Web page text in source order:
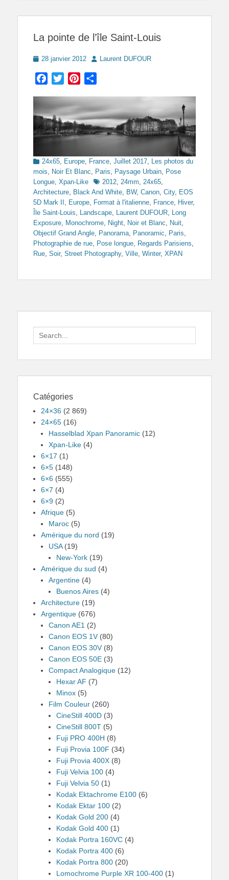
La pointe de l’île Saint-Louis
Posted
28 janvier 2012 AuthorLaurent DUFOUR
Facebook
TwitterPinterest
Categories
24x65, Europe, France, Juillet 2017, Les photos du
mois, Noir Et Blanc, Paris, Paysage Urbain, Pose
Longue, Xpan-Like Tags2012, 24mm, 24x65,
Architecture, Black And White, BW, Canon, City, EOS
5D Mark II , Europe, Format à l'italienne, France, Hiver,
Île Saint-Louis, Landscape, Laurent DUFOUR, Long
Exposure, Monochrome, Night, Noir et Blanc, Nuit,
Objectif Grand Angle, Panorama, Panoramic, Paris,
Photographie de rue, Pose longue, Regards Parisiens,
Rue, Soir, Street Photography, Ville, Winter, XPAN
Search
for:
Catégories
24×36 (2 869)
24×65 (16)
Hasselblad Xpan Panoramic (12)
Xpan-Like (4)
6×17 (1)
6×5 (148)
6×6 (555)
6×7 (4)
6×9 (2)
Afrique (5)
Maroc (5)
Amérique du nord (19)
USA(19)
New-York (19)
Amérique du sud (4)
Argentine (4)
Buenos Aires (4)
Architecture (19)
Argentique (676)
Canon AE1 (2)
Canon EOS 1V (80)
Canon EOS 30V (8)
Canon EOS 50E (3)
Compact Analogique (12)
Hexar AF (7)
Minox (5)
Film Couleur (260)
CineStill 400D (3)
CineStill 800T (5)
Fuji PRO 400H (8)
Fuji Provia 100F (34)
Fuji Provia 400X (8)
Fuji Velvia 100 (4)
Fuji Velvia 50 (1)
Kodak Ektachrome E100 (6)
Kodak Ektar 100 (2)
Kodak Gold 200 (4)
Kodak Gold 400 (1)
Kodak Portra 160VC (4)
Kodak Portra 400 (6)
Kodak Portra 800 (20)
Lomochrome Purple XR 100-400 (1)